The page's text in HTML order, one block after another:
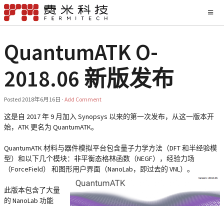
QuantumATK O-
2018.06 新版发布
Posted 2018年6月16日 · Add Comment
这是自 2017 年 9 月加入 Synopsys 以来的第一次发布，从这一版本开
始，ATK 更名为 QuantumATK。
QuantumATK 材料与器件模拟平台包含量子力学方法（DFT 和半经验模
型）和以下几个模块：非平衡态格林函数（NEGF），经验力场
（ForceField） 和图形用户界面（NanoLab，即过去的 VNL）。
此版本包含了大量
的 NanoLab 功能